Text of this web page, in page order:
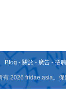
Blog - 關於 - 廣告 -招
有 2026 fridae.asia。